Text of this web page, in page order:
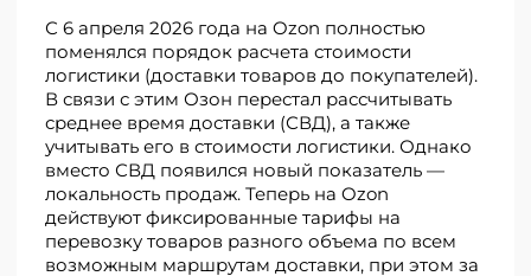
С 6 апреля 2026 года на Ozon полностью
поменялся порядок расчета стоимости
логистики (доставки товаров до покупателей).
В связи с этим Озон перестал рассчитывать
среднее время доставки (СВД), а также
учитывать его в стоимости логистики. Однако
вместо СВД появился новый показатель —
локальность продаж. Теперь на Ozon
действуют фиксированные тарифы на
перевозку товаров разного объема по всем
возможным маршрутам доставки, при этом за